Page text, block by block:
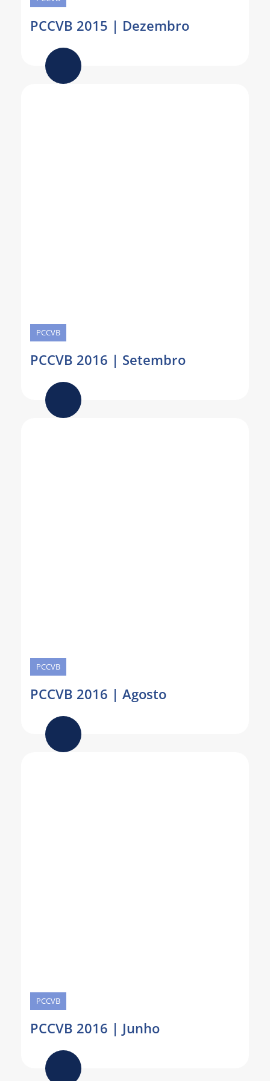
PCCVB 2015 | Dezembro
PCCVB
PCCVB 2016 | Setembro
PCCVB
PCCVB 2016 | Agosto
PCCVB
PCCVB 2016 | Junho